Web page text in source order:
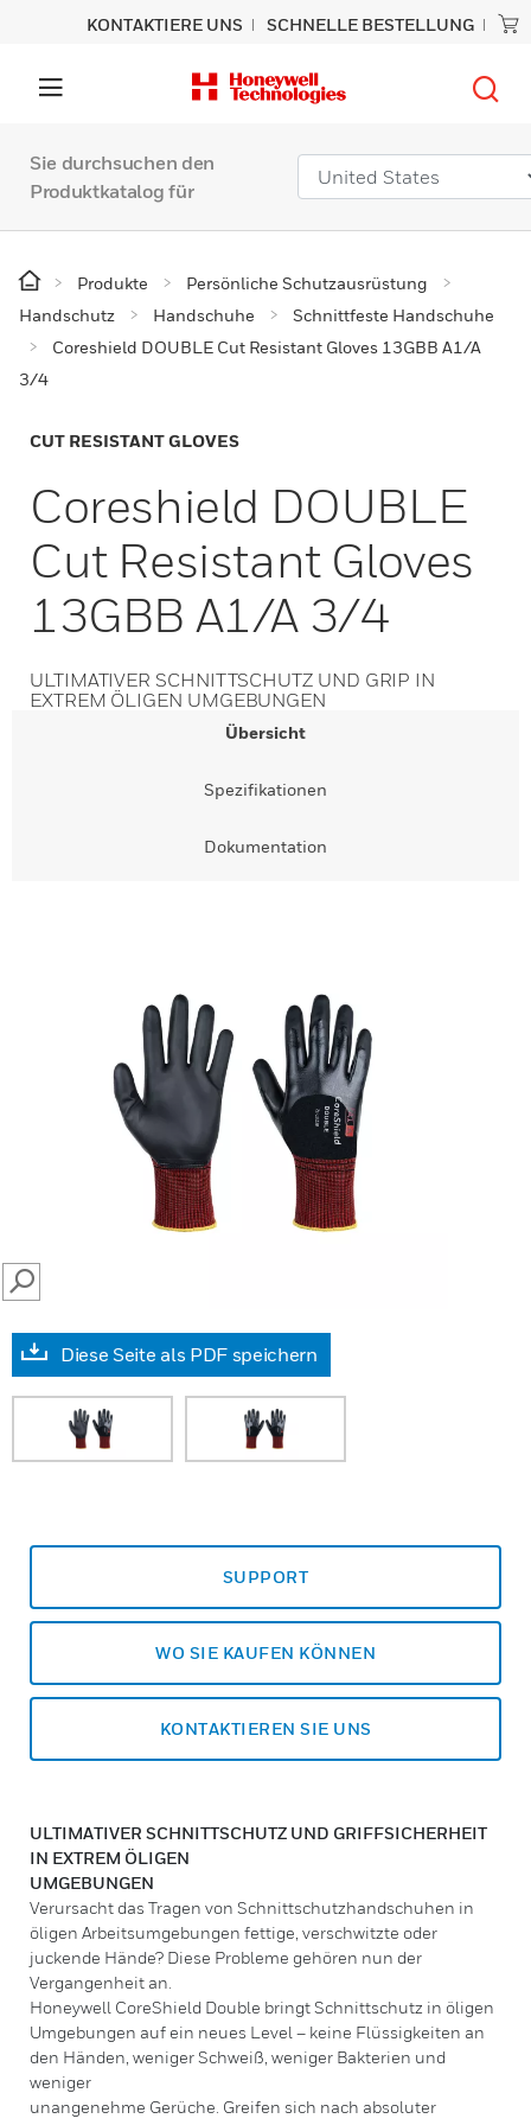
KONTAKTIERE UNS SCHNELLE BESTELLUNG
Sie durchsuchen den
Produktkatalog für
Produkte
Persönliche Schutzausrüstung
Handschutz
Handschuhe
Schnittfeste Handschuhe
Coreshield DOUBLE Cut Resistant Gloves 13GBB A1/A
3/4
CUT RESISTANT GLOVES
Coreshield DOUBLE
Cut Resistant Gloves
13GBB A1/A 3/4
ULTIMATIVER SCHNITTSCHUTZ UND GRIP IN
EXTREM ÖLIGEN UMGEBUNGEN
Übersicht
Spezifikationen
Dokumentation
SEARCH
Diese Seite als PDF speichern
SUPPORT
WO SIE KAUFEN KÖNNEN
KONTAKTIEREN SIE UNS
ULTIMATIVER SCHNITTSCHUTZ UND GRIFFSICHERHEIT
IN EXTREM ÖLIGEN
UMGEBUNGEN
Verursacht das Tragen von Schnittschutzhandschuhen in
öligen Arbeitsumgebungen fettige, verschwitzte oder
juckende Hände? Diese Probleme gehören nun der
Vergangenheit an.
Honeywell CoreShield Double bringt Schnittschutz in öligen
Umgebungen auf ein neues Level – keine Flüssigkeiten an
den Händen, weniger Schweiß, weniger Bakterien und
weniger
unangenehme Gerüche. Greifen sich nach absoluter